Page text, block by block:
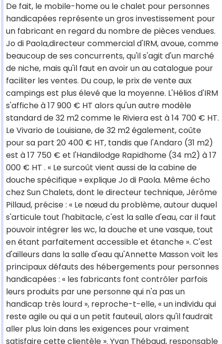
De fait, le mobile-home ou le chalet pour personnes
handicapées représente un gros investissement pour
un fabricant en regard du nombre de pièces vendues.
Jo di Paola,directeur commercial d'IRM, avoue, comme
beaucoup de ses concurrents, qu'il s'agit d'un marché
de niche, mais qu'il faut en avoir un au catalogue pour
faciliter les ventes. Du coup, le prix de vente aux
campings est plus élevé que la moyenne. L'Hélios d'IRM
s'affiche à 17 900 € HT alors qu'un autre modèle
standard de 32 m2 comme le Riviera est à 14 700 € HT.
Le Vivario de Louisiane, de 32 m2 également, coûte
pour sa part 20 400 € HT, tandis que l'Andaro (31 m2)
est à 17 750 € et l'Handilodge Rapidhome (34 m2) à 17
000 € HT . « Le surcoût vient aussi de la cabine de
douche spécifique » explique Jo di Paola. Même écho
chez Sun Chalets, dont le directeur technique, Jérôme
Pillaud, précise : « Le nœud du problème, autour duquel
s'articule tout l'habitacle, c'est la salle d'eau, car il faut
pouvoir intégrer les wc, la douche et une vasque, tout
en étant parfaitement accessible et étanche ». C'est
d'ailleurs dans la salle d'eau qu'Annette Masson voit les
principaux défauts des hébergements pour personnes
handicapées : « les fabricants font contrôler parfois
leurs produits par une personne qui n'a pas un
handicap très lourd », reproche-t-elle, « un individu qui
reste agile ou qui a un petit fauteuil, alors qu'il faudrait
aller plus loin dans les exigences pour vraiment
satisfaire cette clientèle ». Yvan Thébaud, responsable